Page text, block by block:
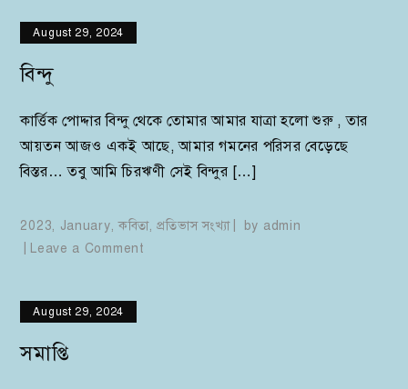
August 29, 2024
বিন্দু
কার্ত্তিক পোদ্দার বিন্দু থেকে তোমার আমার যাত্রা হলো শুরু , তার
আয়তন আজও একই আছে, আমার গমনের পরিসর বেড়েছে
বিস্তর… তবু আমি চিরঋণী সেই বিন্দুর […]
2023, January,কবিতা,প্রতিভাস সংখ্যা by admin
Leave a Comment
August 29, 2024
সমাপ্তি